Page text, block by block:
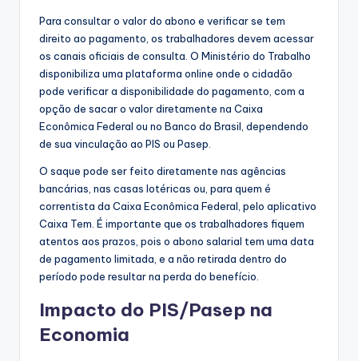
Para consultar o valor do abono e verificar se tem
direito ao pagamento, os trabalhadores devem acessar
os canais oficiais de consulta. O Ministério do Trabalho
disponibiliza uma plataforma online onde o cidadão
pode verificar a disponibilidade do pagamento, com a
opção de sacar o valor diretamente na Caixa
Econômica Federal ou no Banco do Brasil, dependendo
de sua vinculação ao PIS ou Pasep.
O saque pode ser feito diretamente nas agências
bancárias, nas casas lotéricas ou, para quem é
correntista da Caixa Econômica Federal, pelo aplicativo
Caixa Tem. É importante que os trabalhadores fiquem
atentos aos prazos, pois o abono salarial tem uma data
de pagamento limitada, e a não retirada dentro do
período pode resultar na perda do benefício.
Impacto do PIS/Pasep na
Economia